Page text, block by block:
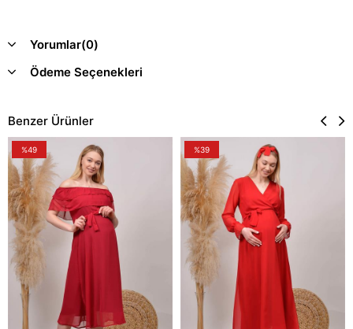
Yorumlar(0)
Ödeme Seçenekleri
Benzer Ürünler
%49 %39